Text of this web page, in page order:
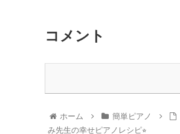
コメント
ホーム 簡単ピアノ
み先生の幸せピアノレシピ⭐︎